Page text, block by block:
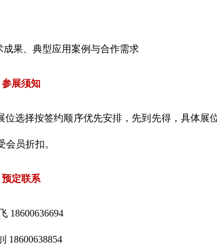
果、典型应用案例与合作需求
参展须知
选择按签约顺序优先安排，先到先得，具体展
员折扣。
预定联系
18600636694
18600638854